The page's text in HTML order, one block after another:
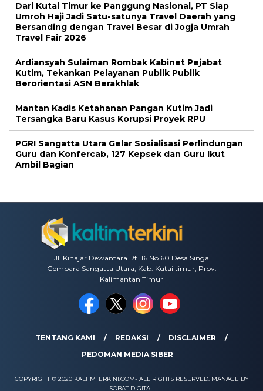
Dari Kutai Timur ke Panggung Nasional, PT Siap
Umroh Haji Jadi Satu-satunya Travel Daerah yang
Bersanding dengan Travel Besar di Jogja Umrah
Travel Fair 2026
Ardiansyah Sulaiman Rombak Kabinet Pejabat
Kutim, Tekankan Pelayanan Publik Publik
Berorientasi ASN Berakhlak
Mantan Kadis Ketahanan Pangan Kutim Jadi
Tersangka Baru Kasus Korupsi Proyek RPU
PGRI Sangatta Utara Gelar Sosialisasi Perlindungan
Guru dan Konfercab, 127 Kepsek dan Guru Ikut
Ambil Bagian
Jl. Kihajar Dewantara Rt. 16 No.60 Desa Singa
Gembara Sangatta Utara, Kab. Kutai timur, Prov.
Kalimantan Timur
TENTANG KAMI REDAKSI
DISCLAIMER
PEDOMAN MEDIA SIBER
COPYRIGHT © 2020 KALTIMTERKINI.COM- ALL RIGHTS RESERVED. MANAGE BY
SOBAT DIGITAL